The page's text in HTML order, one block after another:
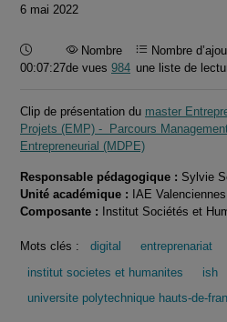
6 mai 2022
Durée :
00:07:27
Nombre
de vues 984
Nombre
une liste de
Clip de présentation du master
Projets (EMP) - Parcours
Entrepreneurial (MDPE)
Responsable pédagogique : Sylvie
Unité académique : IAE Valenciennes
Composante : Institut Sociétés et
Mots clés : digital entreprenariat
institut societes et humanites
ish
universite polytechnique hauts-de-